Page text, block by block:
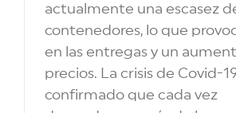
actualmente una escasez
contenedores, lo que
en las entregas y un
precios. La crisis de Covid-
confirmado que cada vez